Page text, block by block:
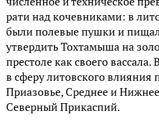
рати над кочевниками: в
были полевые пушки и
утвердить Тохтамыша на
престоле как своего вассала.
в сферу литовского
Приазовье, Среднее и
Северный Прикаспий.